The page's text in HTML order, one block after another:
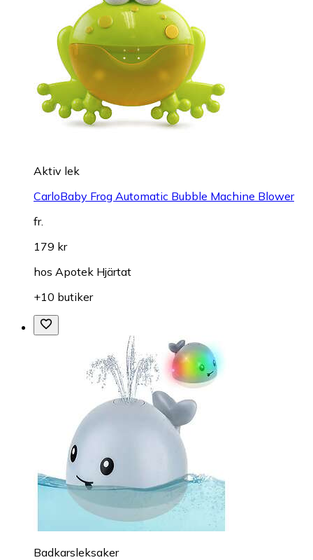
Aktiv lek
CarloBaby Frog Automatic Bubble Machine Blower
fr.
179 kr
hos Apotek Hjärtat
+10 butiker
Badkarsleksaker